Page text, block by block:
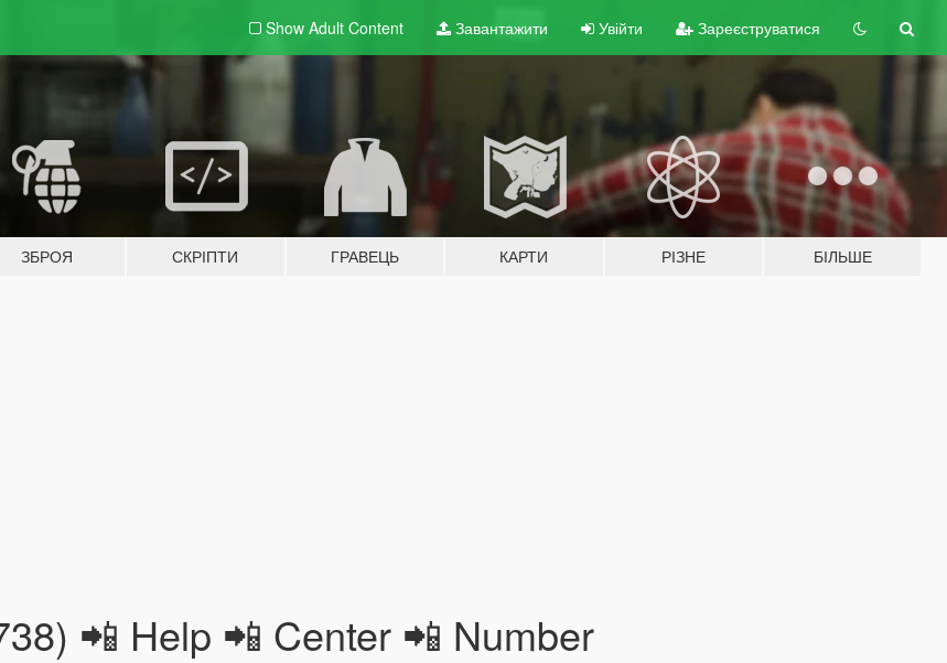
Show Adult Content Завантажити Увійти Зареєструватися
ЗБРОЯ СКРІПТИ ГРАВЕЦЬ КАРТИ РІЗНЕ БІЛЬШЕ
📲 Help 📲 Center 📲 Number